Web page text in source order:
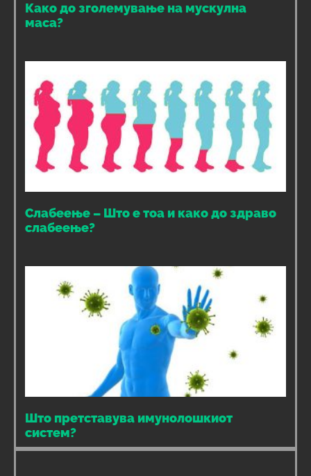
Како до зголемување на мускулна
маса?
Слабеење – Што е тоа и како до здраво
слабеење?
Што претставува имунолошкиот
систем?